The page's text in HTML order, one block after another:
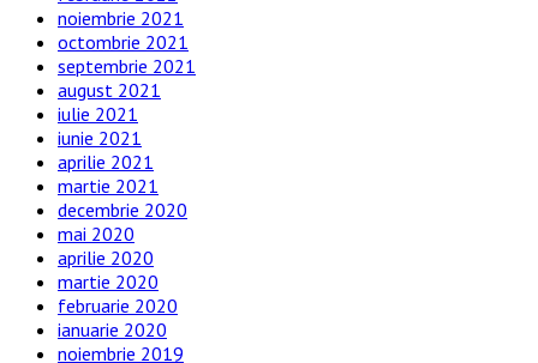
noiembrie 2021
octombrie 2021
septembrie 2021
august 2021
iulie 2021
iunie 2021
aprilie 2021
martie 2021
decembrie 2020
mai 2020
aprilie 2020
martie 2020
februarie 2020
ianuarie 2020
noiembrie 2019